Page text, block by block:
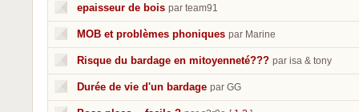
epaisseur de bois par team91
MOB et problèmes phoniques par Marine
Risque du bardage en mitoyenneté??? par isa & tony
Durée de vie d'un bardage par GG